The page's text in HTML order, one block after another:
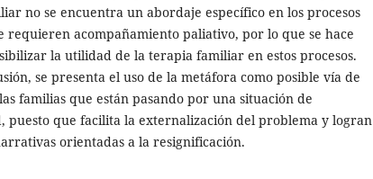
no se encuentra un abordaje específico en los procesos
requieren acompañamiento paliativo, por lo que se hace
la utilidad de la terapia familiar en estos procesos.
se presenta el uso de la metáfora como posible vía de
familias que están pasando por una situación de
puesto que facilita la externalización del problema y logran
orientadas a la resignificación.